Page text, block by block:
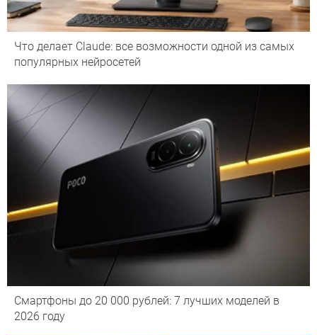
Что делает Сlaude: все возможности одной из самых
популярных нейросетей
Смартфоны до 20 000 рублей: 7 лучших моделей в
2026 году